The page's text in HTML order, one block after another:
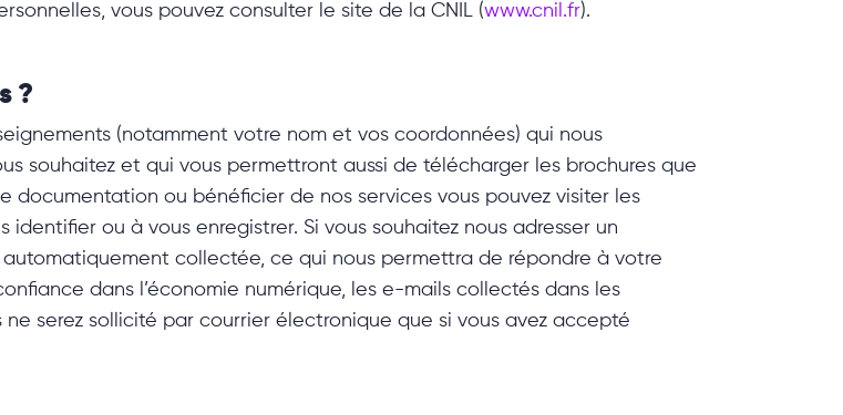
vous pouvez consulter le site de la CNIL (www.cnil.fr).
?
(notamment votre nom et vos coordonnées) qui nous
souhaitez et qui vous permettront aussi de télécharger les brochures que
documentation ou bénéficier de nos services vous pouvez visiter les
ou à vous enregistrer. Si vous souhaitez nous adresser un
collectée, ce qui nous permettra de répondre à votre
dans l’économie numérique, les e-mails collectés dans les
ne serez sollicité par courrier électronique que si vous avez accepté